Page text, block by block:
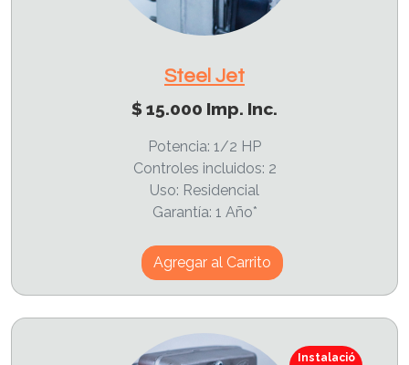
Steel Jet
$ 15.000 Imp. Inc.
Potencia: 1/2 HP
Controles incluidos: 2
Uso: Residencial
Garantía: 1 Año*
Agregar al Carrito
Instalació